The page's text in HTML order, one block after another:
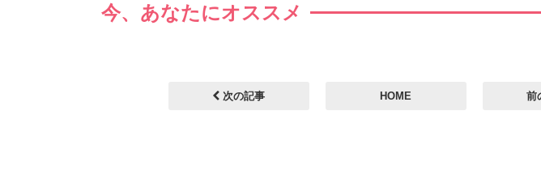
今、あなたにオススメ
次の記事 HOME 前